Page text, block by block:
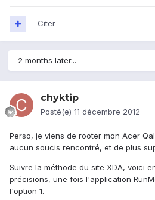
Citer
2 months later...
chyktip
Posté(e) 11 décembre 2012
Perso, je viens de rooter mon Acer
aucun soucis rencontré, et de plus
Suivre la méthode du site XDA, voici
précisions, une fois l'application
l'option 1.